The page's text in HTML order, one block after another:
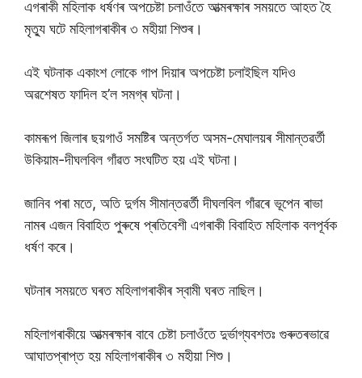
এগৰাকী মহিলাক ধৰ্ষণৰ অপচেষ্টা চলাওঁতে আত্মৰক্ষাৰ সময়তে আহত হৈ
মৃত্যু ঘটে মহিলাগৰাকীৰ ৩ মহীয়া শিশুৰ।
এই ঘটনাক একাংশ লােকে গাপ দিয়াৰ অপচেষ্টা চলাইছিল যদিও
অৱশেষত ফাদিল হ’ল সমগ্ৰ ঘটনা।
কামৰূপ জিলাৰ ছয়গাওঁ সমষ্টিৰ অন্তৰ্গত অসম-মেঘালয়ৰ সীমান্তৱৰ্তী
উকিয়াম-দীঘলবিল গাঁৱত সংঘটিত হয় এই ঘটনা।
জানিব পৰা মতে, অতি দুৰ্গম সীমান্তৱৰ্তী দীঘলবিল গাঁৱৰে ভূপেন ৰাভা
নামৰ এজন বিবাহিত পুৰুষে প্ৰতিবেশী এগৰাকী বিবাহিত মহিলাক বলপূৰ্বক
ধৰ্ষণ কৰে।
ঘটনাৰ সময়তে ঘৰত মহিলাগৰাকীৰ স্বামী ঘৰত নাছিল।
মহিলাগৰাকীয়ে আত্মৰক্ষাৰ বাবে চেষ্টা চলাওঁতে দুৰ্ভাগ্যবশতঃ গুৰুতৰভাৱে
আঘাতপ্ৰাপ্ত হয় মহিলাগৰাকীৰ ৩ মহীয়া শিশু।